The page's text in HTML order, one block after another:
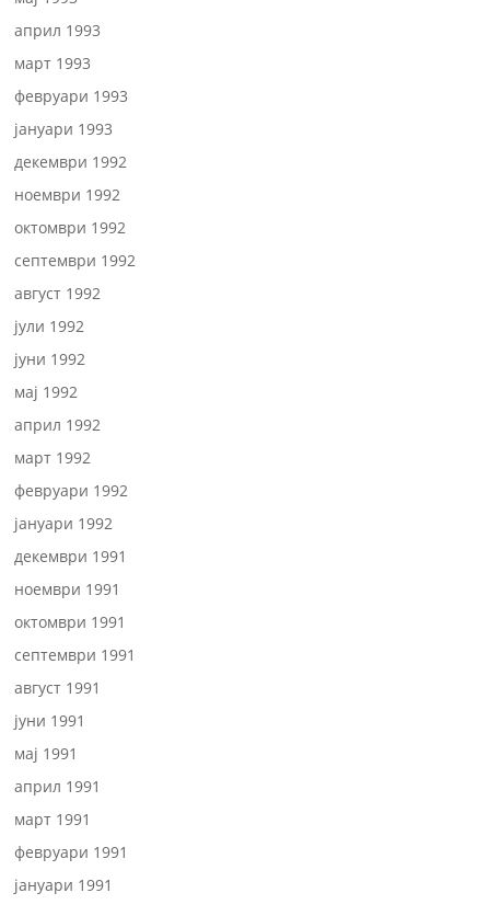
април 1993
март 1993
февруари 1993
јануари 1993
декември 1992
ноември 1992
октомври 1992
септември 1992
август 1992
јули 1992
јуни 1992
мај 1992
април 1992
март 1992
февруари 1992
јануари 1992
декември 1991
ноември 1991
октомври 1991
септември 1991
август 1991
јуни 1991
мај 1991
април 1991
март 1991
февруари 1991
јануари 1991